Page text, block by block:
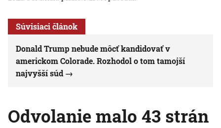
Súvisiaci článok
Donald Trump nebude môcť kandidovať v
americkom Colorade. Rozhodol o tom tamojší
najvyšší súd
Odvolanie malo 43 strán